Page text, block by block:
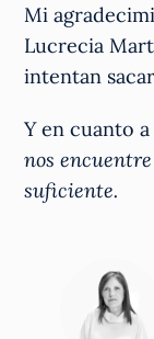
Mi
Lucrecia
intentan
Y en cuanto
nos
suficiente.